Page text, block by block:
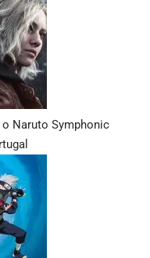
Naruto Symphonic